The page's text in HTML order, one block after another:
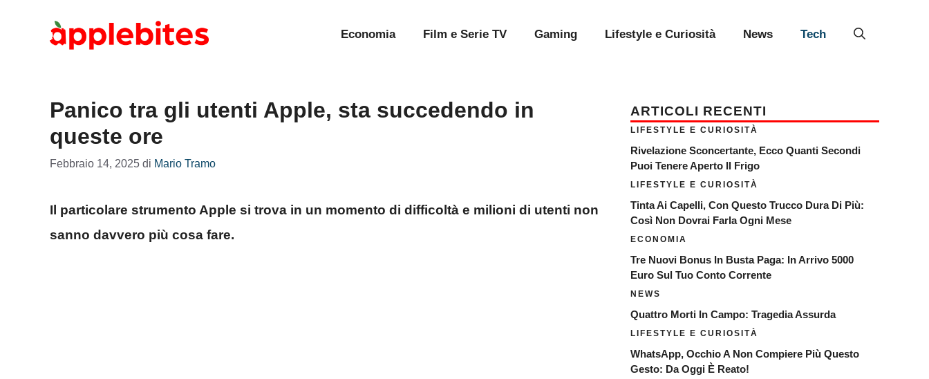
Economia Film e Serie TV Gaming Lifestyle e Curiosità News Tech
Panico tra gli utenti Apple, sta succedendo in
queste ore
Febbraio 14, 2025 di Mario Tramo
Il particolare strumento Apple si trova in un momento di difficoltà e milioni di utenti non
sanno davvero più cosa fare.
ARTICOLI RECENTI
LIFESTYLE E CURIOSITÀ
Rivelazione Sconcertante, Ecco Quanti Secondi
Puoi Tenere Aperto Il Frigo
LIFESTYLE E CURIOSITÀ
Tinta Ai Capelli, Con Questo Trucco Dura Di Più:
Così Non Dovrai Farla Ogni Mese
ECONOMIA
Tre Nuovi Bonus In Busta Paga: In Arrivo 5000
Euro Sul Tuo Conto Corrente
NEWS
Quattro Morti In Campo: Tragedia Assurda
LIFESTYLE E CURIOSITÀ
WhatsApp, Occhio A Non Compiere Più Questo
Gesto: Da Oggi È Reato!